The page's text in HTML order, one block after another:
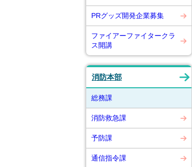
PRグッズ開発企業募集
ファイアーファイタークラ
ス開講
消防本部
総務課
消防救急課
予防課
通信指令課